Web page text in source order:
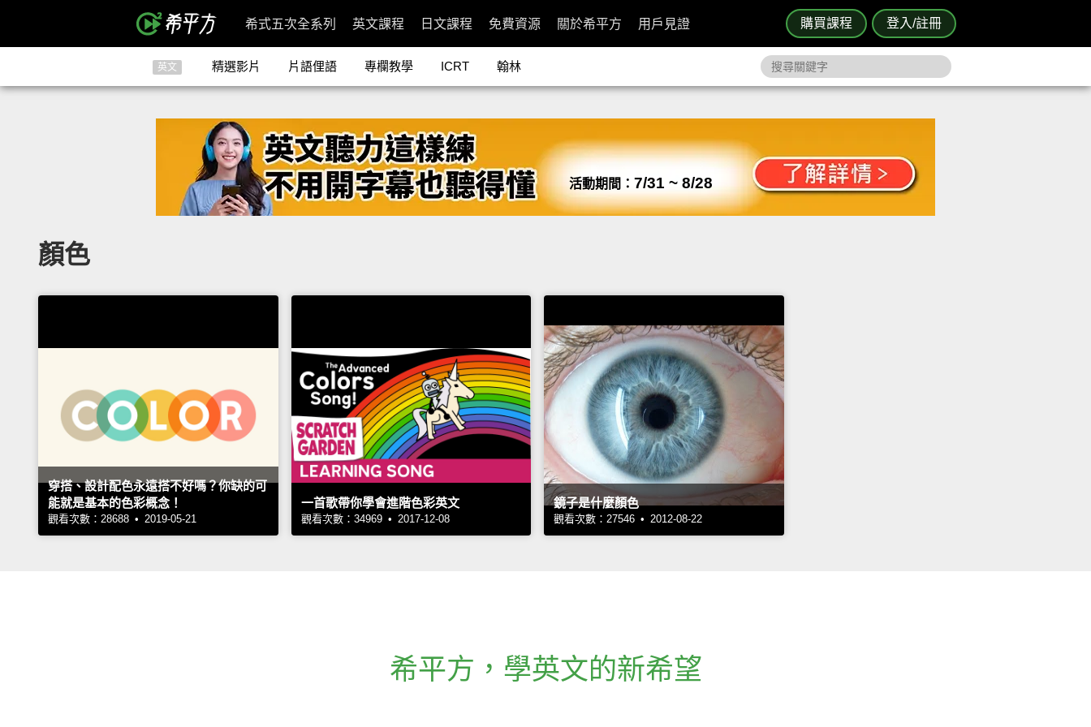
購買課程 登入/註冊
希式五次全系列 英文課程 日文課程 免費資源 關於希平方 用戶見證
英文 精選影片 片語俚語 專欄教學 ICRT 翰林
活動期間： 7/31 ~ 8/28
顏色
穿搭、設計配色永遠搭不好嗎？你缺的可
能就是基本的色彩概念！
觀看次數：28688 • 2019-05-21
一首歌帶你學會進階色彩英文
觀看次數：34969 • 2017-12-08
鏡子是什麼顏色
觀看次數：27546 • 2012-08-22
希平方 ， 學英文的新希望